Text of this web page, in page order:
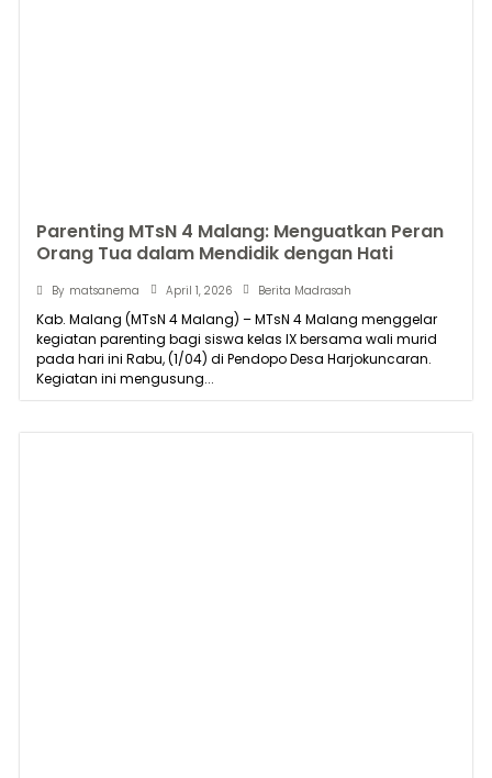
Parenting MTsN 4 Malang: Menguatkan Peran
Orang Tua dalam Mendidik dengan Hati
By matsanema April 1, 2026 Berita Madrasah
Kab. Malang (MTsN 4 Malang) – MTsN 4 Malang menggelar
kegiatan parenting bagi siswa kelas IX bersama wali murid
pada hari ini Rabu, (1/04) di Pendopo Desa Harjokuncaran.
Kegiatan ini mengusung...